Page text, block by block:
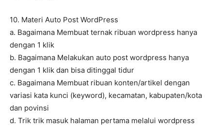
10. Materi Auto Post WordPress
a. Bagaimana Membuat ternak ribuan wordpress hanya
dengan 1 klik
b. Bagaimana Melakukan auto post wordpress hanya
dengan 1 klik dan bisa ditinggal tidur
c. Bagaimana Membuat ribuan konten/artikel dengan
variasi kata kunci (keyword), kecamatan, kabupaten/kota
dan povinsi
d. Trik trik masuk halaman pertama melalui wordpress